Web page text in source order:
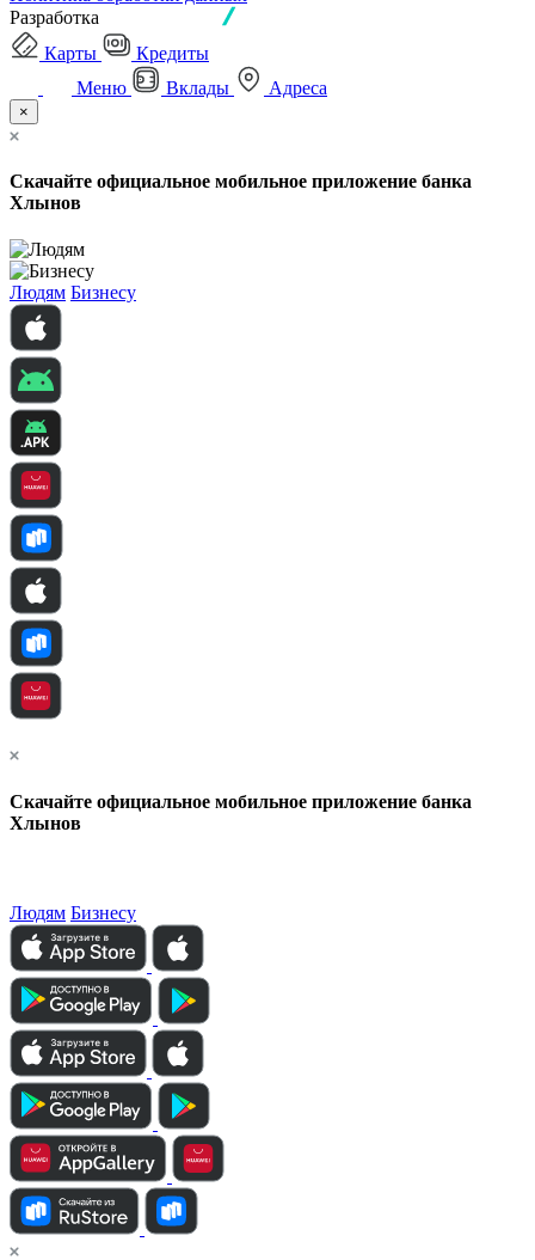
Разработка
Карты
Кредиты
Меню
Вклады Адреса
×
Скачайте официальное мобильное приложение банка
Хлынов
Людям Бизнесу
Скачайте официальное мобильное приложение банка
Хлынов
Людям Бизнесу